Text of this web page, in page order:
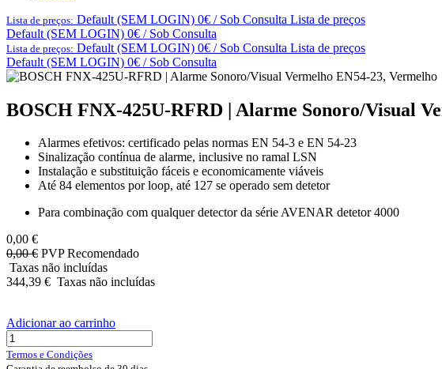
Lista de preços: Default (SEM LOGIN) 0€ / Sob Consulta Lista de preços
Default (SEM LOGIN) 0€ / Sob Consulta
Lista de preços: Default (SEM LOGIN) 0€ / Sob Consulta Lista de preços
Default (SEM LOGIN) 0€ / Sob Consulta
BOSCH FNX-425U-RFRD | Alarme Sonoro/Visual
Alarmes efetivos: certificado pelas normas EN 54-3 e EN 54-23
Sinalização contínua de alarme, inclusive no ramal LSN
Instalação e substituição fáceis e economicamente viáveis
Até 84 elementos por loop, até 127 se operado sem detetor
Para combinação com qualquer detector da série AVENAR detetor 4000
0,00 €
0,00€ PVP Recomendado
Taxas não incluídas
344,39 € Taxas não incluídas
Adicionar ao carrinho
Termos e Condições